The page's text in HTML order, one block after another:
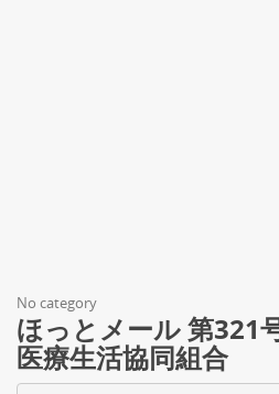
No category
ほっとメール 第321
医療生活協同組合